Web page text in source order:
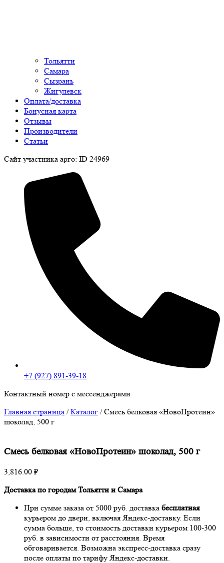
Тольятти
Самара
Сызрань
Жигулевск
Оплата/доставка
Бонусная карта
Отзывы
Производители
Статьи
Сайт участника арго: ID 24969
+7 (927) 891-39-18
Контактный номер с мессенджерами
Главная страница /Каталог /Смесь белковая «НовоПротеин»
шоколад, 500 г
Смесь белковая «НовоПротеин» шоколад, 500 г
3,816.00 ₽
Доставка по городам Тольятти и Самара
При сумме заказа от 5000 руб. доставка бесплатная
курьером до двери, включая Яндекс-доставку. Если
сумма больше, то стоимость доставки курьером 100-300
руб. в зависимости от расстояния. Время
обговаривается. Возможна экспресс-доставка сразу
после оплаты по тарифу Яндекс-доставки.